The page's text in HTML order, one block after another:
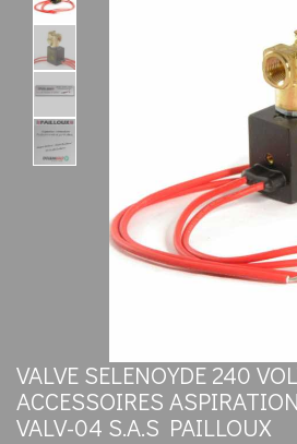
VALVE SELENOYDE 240
ACCESSOIRES
VALV-04 S.A.S PAILLOUX